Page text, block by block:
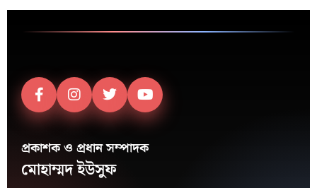
প্রকাশক ও প্রধান সম্পাদক
মোহাম্মদ ইউসুফ